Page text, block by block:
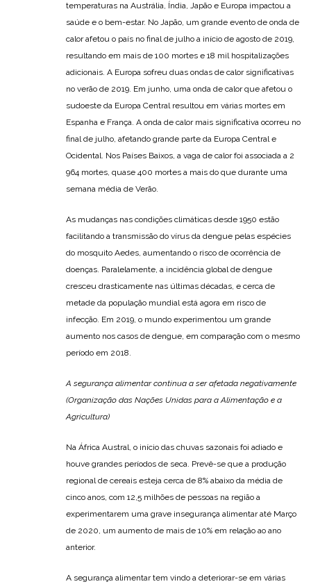
temperaturas na Austrália, Índia, Japão e Europa impactou a
saúde e o bem-estar. No Japão, um grande evento de onda de
calor afetou o país no final de julho a início de agosto de 2019,
resultando em mais de 100 mortes e 18 mil hospitalizações
adicionais. A Europa sofreu duas ondas de calor significativas
no verão de 2019. Em junho, uma onda de calor que afetou o
sudoeste da Europa Central resultou em várias mortes em
Espanha e França. A onda de calor mais significativa ocorreu no
final de julho, afetando grande parte da Europa Central e
Ocidental. Nos Países Baixos, a vaga de calor foi associada a 2
964 mortes, quase 400 mortes a mais do que durante uma
semana média de Verão.
As mudanças nas condições climáticas desde 1950 estão
facilitando a transmissão do vírus da dengue pelas espécies
do mosquito Aedes, aumentando o risco de ocorrência de
doenças. Paralelamente, a incidência global de dengue
cresceu drasticamente nas últimas décadas, e cerca de
metade da população mundial está agora em risco de
infecção. Em 2019, o mundo experimentou um grande
aumento nos casos de dengue, em comparação com o mesmo
período em 2018.
A segurança alimentar continua a ser afetada negativamente
(Organização das Nações Unidas para a Alimentação e a
Agricultura)
Na África Austral, o início das chuvas sazonais foi adiado e
houve grandes períodos de seca. Prevê-se que a produção
regional de cereais esteja cerca de 8% abaixo da média de
cinco anos, com 12,5 milhões de pessoas na região a
experimentarem uma grave insegurança alimentar até Março
de 2020, um aumento de mais de 10% em relação ao ano
anterior.
A segurança alimentar tem vindo a deteriorar-se em várias